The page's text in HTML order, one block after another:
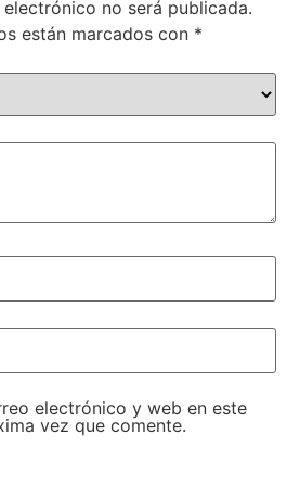
no será publicada.
están marcados con *
electrónico y web en este
vez que comente.